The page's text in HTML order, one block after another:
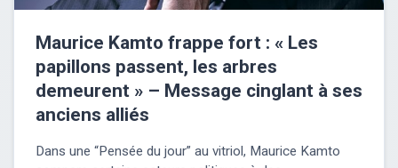
Maurice Kamto frappe fort : « Les
papillons passent, les arbres
demeurent » – Message cinglant à ses
anciens alliés
Dans une “Pensée du jour” au vitriol, Maurice Kamto